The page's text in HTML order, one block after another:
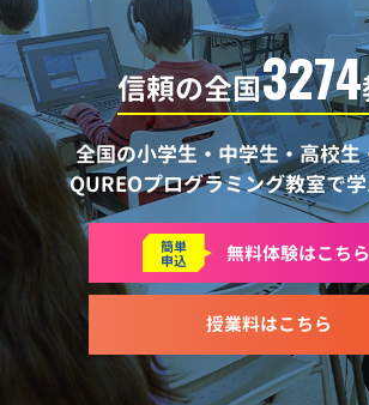
信頼の全国3274
全国の小学生・中学生・高校生
QUREOプログラミング教室で
授業料はこちら
簡単
申込 無料体験はこちら